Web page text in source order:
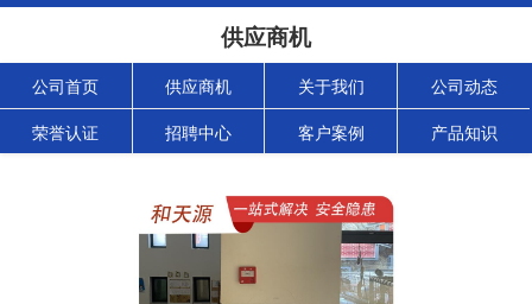
供应商机
公司首页 供应商机 关于我们 公司动态
荣誉认证 招聘中心 客户案例 产品知识